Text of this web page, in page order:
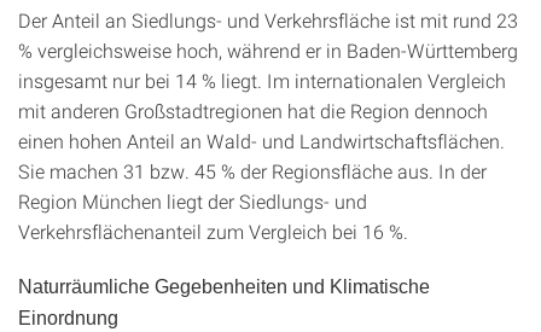
Der Anteil an Siedlungs- und Verkehrsfläche ist mit rund 23
% vergleichsweise hoch, während er in Baden-Württemberg
insgesamt nur bei 14 % liegt. Im internationalen Vergleich
mit anderen Großstadtregionen hat die Region dennoch
einen hohen Anteil an Wald- und Landwirtschaftsflächen.
Sie machen 31 bzw. 45 % der Regionsfläche aus. In der
Region München liegt der Siedlungs- und
Verkehrsflächenanteil zum Vergleich bei 16 %.
Naturräumliche Gegebenheiten und Klimatische
Einordnung